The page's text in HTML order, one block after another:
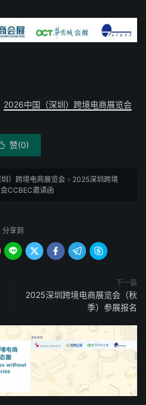
2026中国（深圳）跨境电商展览会
赞(0)
）跨境电商展览会» 2025深圳跨境
CCBEC邀请函
分享到
    
下一篇
2025深圳跨境电商展览会（秋
季）参展报名